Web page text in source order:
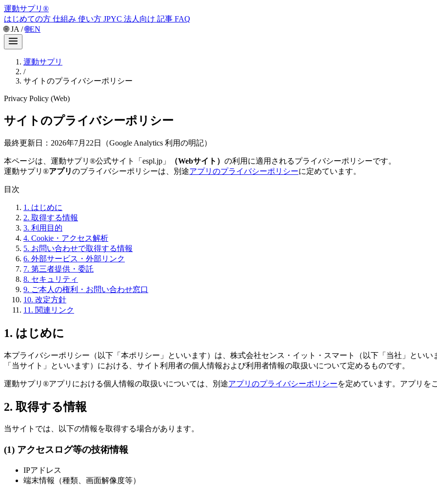
運動サプリ ®
はじめての方 仕組み 使い方 JPYC 法人向け 記事 FAQ
🌐 JA / 🌐EN
運動サプリ
/
サイトのプライバシーポリシー
Privacy Policy (Web)
サイトのプライバシーポリシー
最終更新日：2026年7月22日 （Google Analytics 利用の明記）
本ページは、運動サプリ®公式サイト「espl.jp」 （Webサイト） の利用に適用されるプライバシーポリシーです。
運動サプリ®アプリのプライバシーポリシーは、別途アプリのプライバシーポリシーに定めています。
目次
1. はじめに
2. 取得する情報
3. 利用目的
4. Cookie・アクセス解析
5. お問い合わせで取得する情報
6. 外部サービス・外部リンク
7. 第三者提供・委託
8. セキュリティ
9. ご本人の権利・お問い合わせ窓口
10. 改定方針
11. 関連リンク
1. はじめに
本プライバシーポリシー（以下「本ポリシー」といいます）は、株式会社センス・イット・スマート（以下「当社」とい
「当サイト」といいます）における、サイト利用者の個人情報および利用者情報の取扱いについて定めるものです。
運動サプリ®アプリにおける個人情報の取扱いについては、別途アプリのプライバシーポリシーを定めています。アプリを
2. 取得する情報
当サイトでは、以下の情報を取得する場合があります。
(1) アクセスログ等の技術情報
IPアドレス
端末情報（種類、画面解像度等）